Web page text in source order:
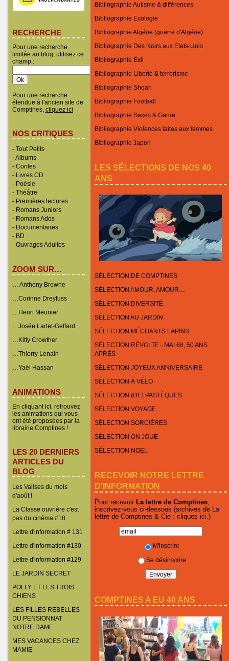
RECHERCHE
Pour une recherche
limitée au blog, utilisez ce
champ :
Pour une recherche
étendue à l'ancien site de
Comptines, cliquez ici
NOS CRITIQUES
- Tout Petits
-Albums
- Contes
- Livres CD
- Poésie
- Théâtre
- Premières lectures
- Romans Juniors
- Romans Ados
- Documentaires
- BD
- Ouvrages Adultes
ZOOM SUR…
… Anthony Browne
…Corinne Dreyfuss
…Henri Meunier
…Josée Lartet-Geffard
…Kitty Crowther
…Thierry Lenain
…Yaël Hassan
ANIMATIONS
En cliquant ici, retrouvez
les animations qui vous
ont été proposées par la
librairie Comptines !
LES 20 DERNIERS
ARTICLES DU
BLOG
Les Valises du mois
d'août !
La Classe ouvrière c'est
pas du cinéma #18
Lettre d'information # 131
Lettre d'information #130
Lettre d'information #129
LE JARDIN SECRET
POLLY ET LES TROIS
CHIENS
LES FILLES REBELLES
DU PENSIONNAT
NOTRE DAME
MES VACANCES CHEZ
MAMIE
Bibliographie Autisme & différences
Bibliographie Ecologie
Bibliographie Algérie (guerre d'Algérie)
Bibliographie Des Noirs aux Etats-Unis
Bibliographie Exil
Bibliographie Liberté & terrorisme
Bibliographie Shoah
Bibliographie Football
Bibliographie Sexes & Genre
Bibliographie Violences faites aux femmes
Bibliographie Japon
LES SÉLECTIONS DE NOS 40
ANS
SÉLECTION DE COMPTINES
SÉLECTION AMOUR, AMOUR…
SÉLECTION DIVERSITÉ
SÉLECTION AU JARDIN
SÉLECTION MÉCHANTS LAPINS
SÉLECTION RÉVOLTE - MAI 68, 50 ANS
APRÈS
SÉLECTION JOYEUX ANNIVERSAIRE
SÉLECTION À VÉLO
SÉLECTION (DE) PASTÈQUES
SÉLECTION VOYAGE
SÉLECTION SORCIÈRES
SÉLECTION ON JOUE
SÉLECTION NOEL
RECEVOIR NOTRE LETTRE
D'INFORMATION
Pour recevoir La lettre de Comptines,
inscrivez-vous ci-dessous (archives de La
lettre de Comptines & Cie : cliquez ici .)
M'inscrire
Se désinscrire
COMPTINES A EU 40 ANS